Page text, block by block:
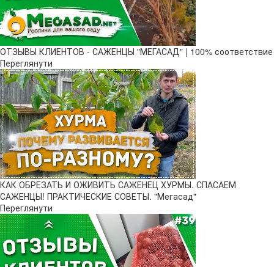
ОТЗЫВЫ КЛИЕНТОВ - САЖЕНЦЫ "МЕГАСАД" | 100% соответствие
Переглянути
КАК ОБРЕЗАТЬ И ОЖИВИТЬ САЖЕНЕЦ ХУРМЫ. СПАСАЕМ
САЖЕНЦЫ! ПРАКТИЧЕСКИЕ СОВЕТЫ. "Мегасад"
Переглянути